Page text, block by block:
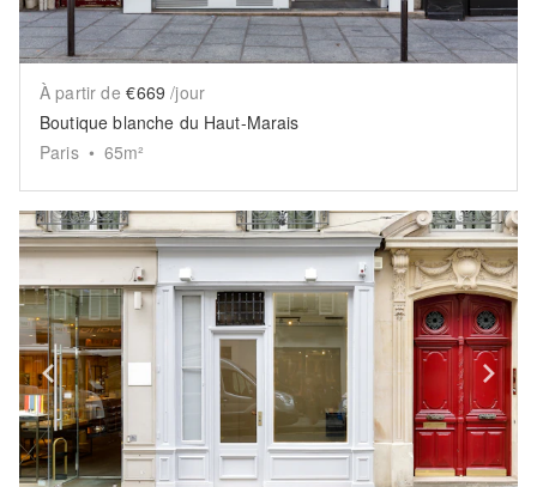
À partir de €669 /jour
Boutique blanche du Haut-Marais
Paris • 65m²
Show previous slide